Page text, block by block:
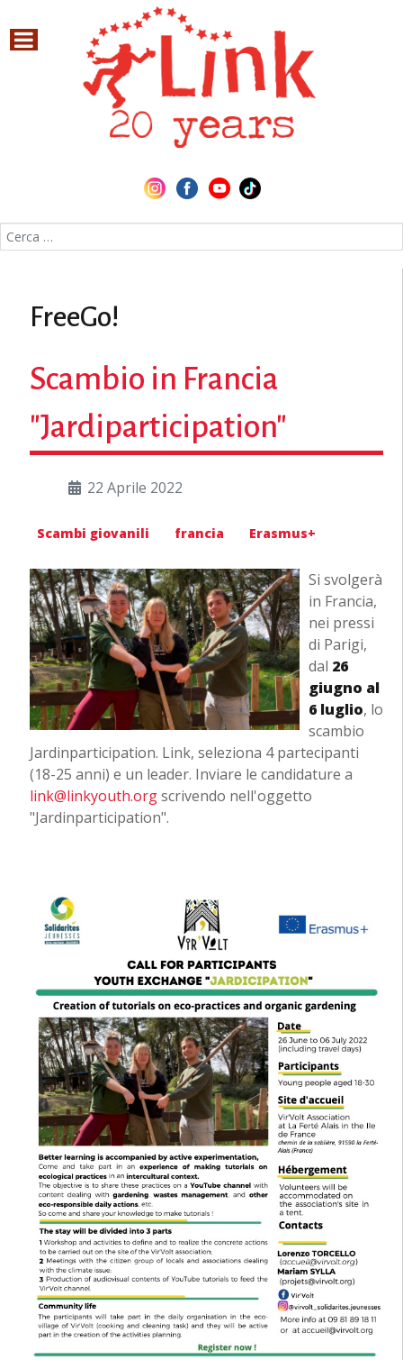
Cerca nel sito
FreeGo!
Scambio in Francia
"Jardiparticipation"
22 Aprile 2022
Scambi giovanili francia Erasmus+
Si svolgerà
in Francia,
nei pressi
di Parigi,
dal 26
giugno al
6 luglio, lo
scambio
Jardinparticipation. Link, seleziona 4 partecipanti
(18-25 anni) e un leader. Inviare le candidature a
link@linkyouth.orgscrivendo nell'oggetto
"Jardinparticipation".